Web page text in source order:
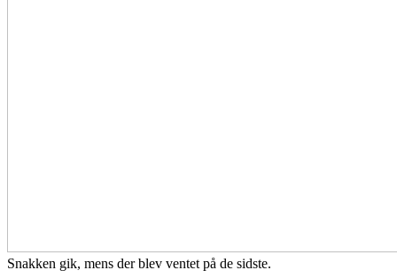
Snakken gik, mens der blev ventet på de sidste.